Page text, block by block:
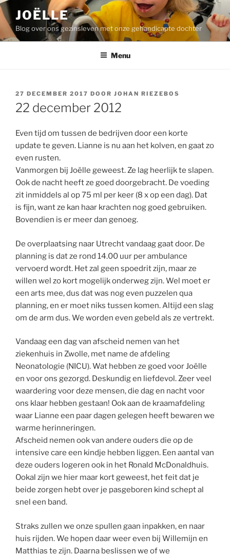
Ga
naar
inhoud
JOËLLE
Blog over ons gezinsleven met onze gehandicapte dochter
Menu
GEPLAATST
OP
27 DECEMBER 2017 DOOR JOHAN RIEZEBOS
22 december 2012
Even tijd om tussen de bedrijven door een korte
update te geven. Lianne is nu aan het kolven, en gaat zo
even rusten.
Vanmorgen bij Joëlle geweest. Ze lag heerlijk te slapen.
Ook de nacht heeft ze goed doorgebracht. De voeding
zit inmiddels al op 75 ml per keer (8 x op een dag). Dat
is fijn, want ze kan haar krachten nog goed gebruiken.
Bovendien is er meer dan genoeg.
De overplaatsing naar Utrecht vandaag gaat door. De
planning is dat ze rond 14.00 uur per ambulance
vervoerd wordt. Het zal geen spoedrit zijn, maar ze
willen wel zo kort mogelijk onderweg zijn. Wel moet er
een arts mee, dus dat was nog even puzzelen qua
planning, en er moet niks tussen komen. Altijd een slag
om de arm dus. We worden even gebeld als ze vertrekt.
Vandaag een dag van afscheid nemen van het
ziekenhuis in Zwolle, met name de afdeling
Neonatologie (NICU). Wat hebben ze goed voor Joëlle
en voor ons gezorgd. Deskundig en liefdevol. Zeer veel
waardering voor deze mensen, die dag en nacht voor
ons klaar hebben gestaan! Ook aan de kraamafdeling
waar Lianne een paar dagen gelegen heeft bewaren we
warme herinneringen.
Afscheid nemen ook van andere ouders die op de
intensive care een kindje hebben liggen. Een aantal van
deze ouders logeren ook in het Ronald McDonaldhuis.
Ookal zijn we hier maar kort geweest, het feit dat je
beide zorgen hebt over je pasgeboren kind schept al
snel een band.
Straks zullen we onze spullen gaan inpakken, en naar
huis rijden. We hopen daar weer even bij Willemijn en
Matthias te zijn. Daarna beslissen we of we